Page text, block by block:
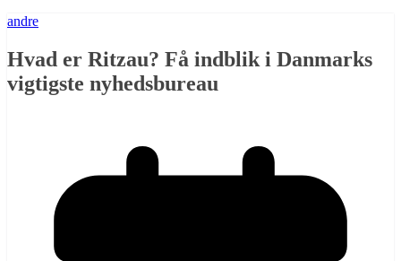
andre
Hvad er Ritzau? Få indblik i Danmarks
vigtigste nyhedsbureau